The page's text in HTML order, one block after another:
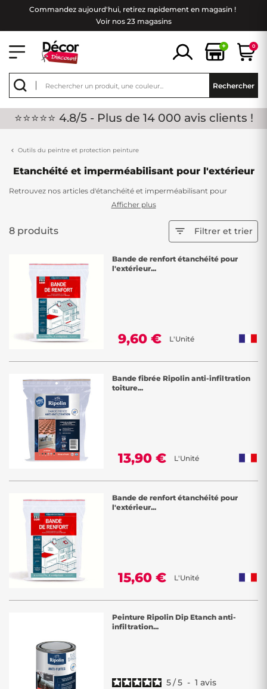
Commandez aujourd'hui, retirez rapidement en magasin !
Voir nos 23 magasins
+ 0
Rechercher
⭐⭐⭐⭐⭐ 4.8/5 - Plus de 14 000 avis clients !
Outils du peintre et protection peinture
Etanchéité et imperméabilisant pour l'extérieur
Retrouvez nos articles d'étanchéité et imperméabilisant pour
l'extérieur. Que ce soit pour votre toiture ou votre terrasse, nos
le faire, les extérieurs sont directement exposés aux intempéries.
N'attendez plus, de nombreux coloris sont disponibles pour vous.
Afficher plus
8 produits  Filtrer et trier
Bande de renfort étanchéité pour
l'extérieur...
9,60 € L'Unité
Bande fibrée Ripolin anti-infiltration
toiture...
13,90 € L'Unité
Bande de renfort étanchéité pour
l'extérieur...
15,60 € L'Unité
Peinture Ripolin Dip Etanch anti-
infiltration...
5/5 - 1 avis